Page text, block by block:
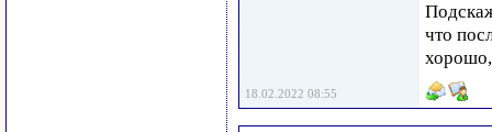
что
хорошо,
18.02.2022 08:55